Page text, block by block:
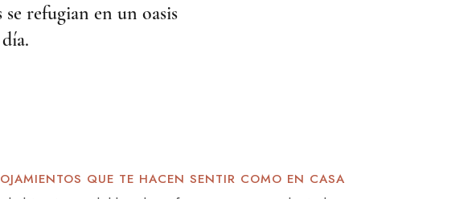
refugian en un oasis
QUE TE HACEN SENTIR COMO EN CASA